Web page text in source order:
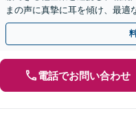
まの声に真摯に耳を傾け、最適
／寄与分／成年後見／遺留分／
電話でお問い合わせ